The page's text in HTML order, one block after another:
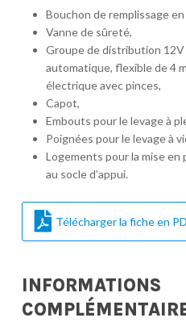
Bouchon de remplissage en
Vanne de sûreté,
Groupe de distribution
automatique, flexible de 4
électrique avec pinces,
Capot,
Embouts pour le levage à
Poignées pour le levage à
Logements pour la mise
au socle d’appui.
Télécharger la fiche en
INFORMATIONS